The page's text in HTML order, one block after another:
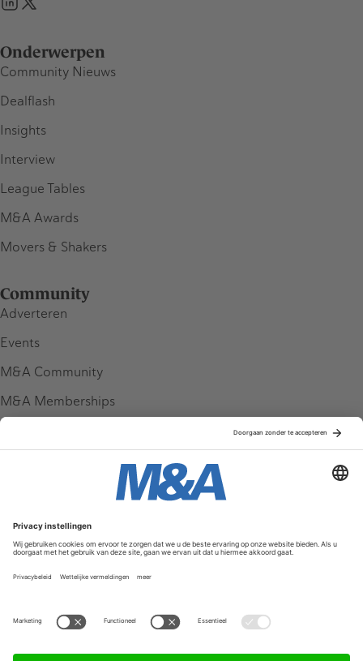
Onderwerpen
Community Nieuws
Dealflash
Insights
Interview
League Tables
M&A Awards
Movers & Shakers
Community
Adverteren
Events
M&A Community
M&A Memberships
Service & Contact
Contact
FAQ
Werken bij ons